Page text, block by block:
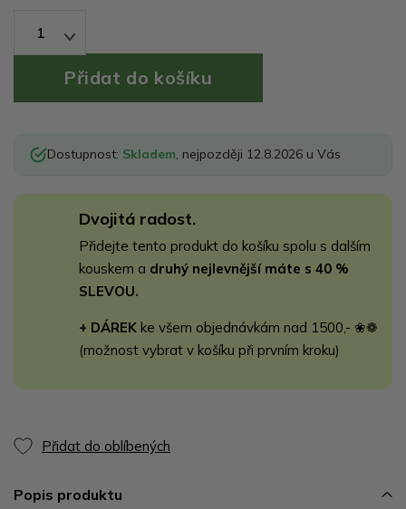
1
Dostupnost: Skladem, nejpozději 12.8.2026 u Vás
Dvojitá radost.
Přidejte tento produkt do košíku spolu s dalším
kouskem a druhý nejlevnější máte s 40 %
SLEVOU.
+ DÁREK ke všem objednávkám nad 1500,- ❀❁
(možnost vybrat v košíku při prvním kroku)
Přidat do oblíbených
Popis produktu